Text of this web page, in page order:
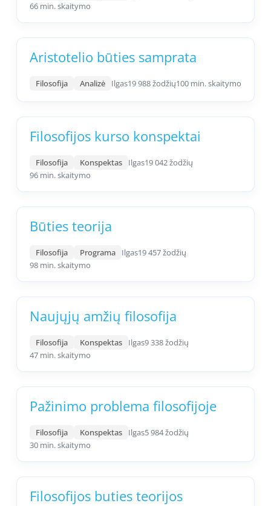
66 min. skaitymo
Aristotelio būties samprata
Filosofija Analizė Ilgas19 988 žodžių100 min. skaitymo
Filosofijos kurso konspektai
Filosofija Konspektas Ilgas19 042 žodžių
96 min. skaitymo
Būties teorija
Filosofija Programa Ilgas19 457 žodžių
98 min. skaitymo
Naujųjų amžių filosofija
Filosofija Konspektas Ilgas9 338 žodžių
47 min. skaitymo
Pažinimo problema filosofijoje
Filosofija Konspektas Ilgas5 984 žodžių
30 min. skaitymo
Filosofijos buties teorijos